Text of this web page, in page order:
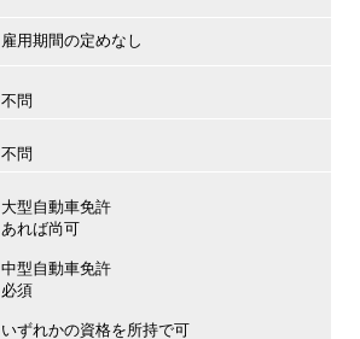
雇用期間の定めなし
不問
不問
大型自動車免許
あれば尚可
中型自動車免許
必須
いずれかの資格を所持で可